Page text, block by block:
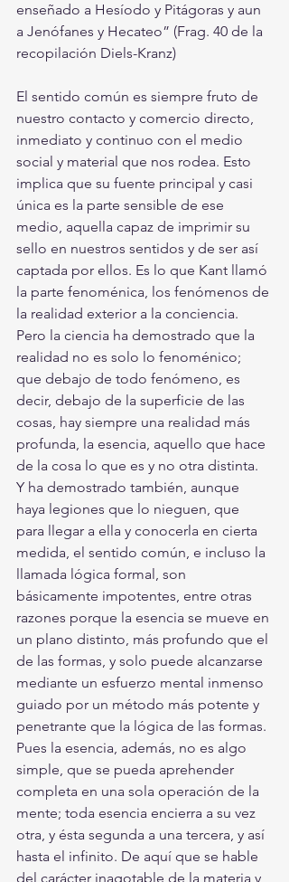
enseñado a Hesíodo y Pitágoras y aun
a Jenófanes y Hecateo” (Frag. 40 de la
recopilación Diels-Kranz)
El sentido común es siempre fruto de
nuestro contacto y comercio directo,
inmediato y continuo con el medio
social y material que nos rodea. Esto
implica que su fuente principal y casi
única es la parte sensible de ese
medio, aquella capaz de imprimir su
sello en nuestros sentidos y de ser así
captada por ellos. Es lo que Kant llamó
la parte fenoménica, los fenómenos de
la realidad exterior a la conciencia.
Pero la ciencia ha demostrado que la
realidad no es solo lo fenoménico;
que debajo de todo fenómeno, es
decir, debajo de la superficie de las
cosas, hay siempre una realidad más
profunda, la esencia, aquello que hace
de la cosa lo que es y no otra distinta.
Y ha demostrado también, aunque
haya legiones que lo nieguen, que
para llegar a ella y conocerla en cierta
medida, el sentido común, e incluso la
llamada lógica formal, son
básicamente impotentes, entre otras
razones porque la esencia se mueve en
un plano distinto, más profundo que el
de las formas, y solo puede alcanzarse
mediante un esfuerzo mental inmenso
guiado por un método más potente y
penetrante que la lógica de las formas.
Pues la esencia, además, no es algo
simple, que se pueda aprehender
completa en una sola operación de la
mente; toda esencia encierra a su vez
otra, y ésta segunda a una tercera, y así
hasta el infinito. De aquí que se hable
del carácter inagotable de la materia y